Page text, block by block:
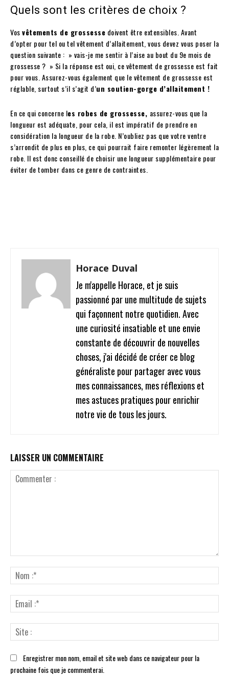
Quels sont les critères de choix ?
Vosvêtements de grossesse doivent être extensibles. Avant
d’opter pour tel ou tel vêtement d’allaitement, vous devez vous poser la
question suivante : » vais-je me sentir à l’aise au bout du 9e mois de
grossesse ? » Si la réponse est oui, ce vêtement de grossesse est fait
pour vous. Assurez-vous également que le vêtement de grossesse est
réglable, surtout s’il s’agit d’un soutien-gorge d’allaitement !
En ce qui concerne les robes de grossesse, assurez-vous que la
longueur est adéquate, pour cela, il est impératif de prendre en
considération la longueur de la robe. N’oubliez pas que votre ventre
s’arrondit de plus en plus, ce qui pourrait faire remonter légèrement la
robe. Il est donc conseillé de choisir une longueur supplémentaire pour
éviter de tomber dans ce genre de contraintes.
Horace Duval
Je m'appelle Horace, et je suis
passionné par une multitude de sujets
qui façonnent notre quotidien. Avec
une curiosité insatiable et une envie
constante de découvrir de nouvelles
choses, j'ai décidé de créer ce blog
généraliste pour partager avec vous
mes connaissances, mes réflexions et
mes astuces pratiques pour enrichir
notre vie de tous les jours.
LAISSER UN COMMENTAIRE
:*
:*
:
Enregistrer mon nom, email et site web dans ce navigateur pour la
prochaine fois que je commenterai.